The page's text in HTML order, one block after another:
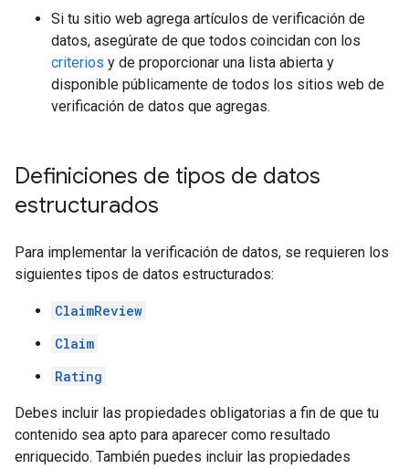
Si tu sitio web agrega artículos de verificación de
datos, asegúrate de que todos coincidan con los
criterios y de proporcionar una lista abierta y
disponible públicamente de todos los sitios web de
verificación de datos que agregas.
Definiciones de tipos de datos
estructurados
Para implementar la verificación de datos, se requieren los
siguientes tipos de datos estructurados:
ClaimReview
Claim
Rating
Debes incluir las propiedades obligatorias a fin de que tu
contenido sea apto para aparecer como resultado
enriquecido. También puedes incluir las propiedades